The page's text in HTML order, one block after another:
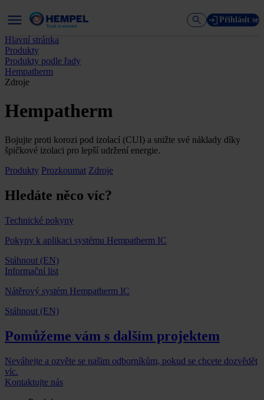
Přihlásit se
Hlavní stránka
Produkty
Produkty podle řady
Hempatherm
Zdroje
Hempatherm
Bojujte proti korozi pod izolací (CUI) a snižte své náklady díky
špičkové izolaci pro lepší udržení energie.
Produkty Prozkoumat Zdroje
Hledáte něco víc?
Technické pokyny
Pokyny k aplikaci systému Hempatherm IC
Stáhnout (EN)
Informační list
Nátěrový systém Hempatherm IC
Stáhnout (EN)
Pomůžeme vám s dalším projektem
Neváhejte a ozvěte se našim odborníkům, pokud se chcete dozvědět
víc.
Kontaktujte nás